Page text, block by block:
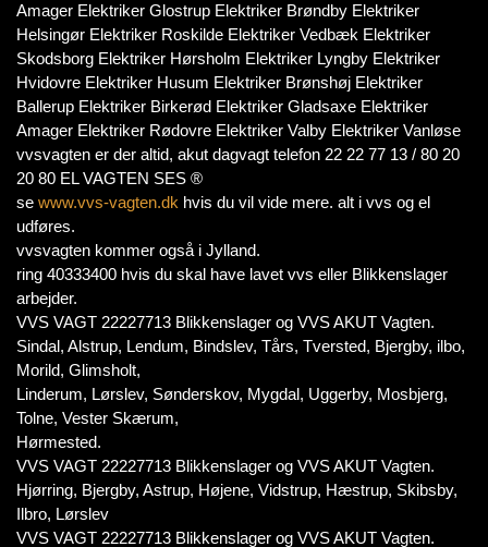
Amager Elektriker Glostrup Elektriker Brøndby Elektriker
Helsingør Elektriker Roskilde Elektriker Vedbæk Elektriker
Skodsborg Elektriker Hørsholm Elektriker Lyngby Elektriker
Hvidovre Elektriker Husum Elektriker Brønshøj Elektriker
Ballerup Elektriker Birkerød Elektriker Gladsaxe Elektriker
Amager Elektriker Rødovre Elektriker Valby Elektriker Vanløse
vvsvagten er der altid, akut dagvagt telefon 22 22 77 13 / 80 20
20 80 EL VAGTEN SES ®
se www.vvs-vagten.dk hvis du vil vide mere. alt i vvs og el
udføres.
vvsvagten kommer også i Jylland.
ring 40333400 hvis du skal have lavet vvs eller Blikkenslager
arbejder.
VVS VAGT 22227713 Blikkenslager og VVS AKUT Vagten.
Sindal, Alstrup, Lendum, Bindslev, Tårs, Tversted, Bjergby, ilbo,
Morild, Glimsholt,
Linderum, Lørslev, Sønderskov, Mygdal, Uggerby, Mosbjerg,
Tolne, Vester Skærum,
Hørmested.
VVS VAGT 22227713 Blikkenslager og VVS AKUT Vagten.
Hjørring, Bjergby, Astrup, Højene, Vidstrup, Hæstrup, Skibsby,
Ilbro, Lørslev
VVS VAGT 22227713 Blikkenslager og VVS AKUT Vagten.